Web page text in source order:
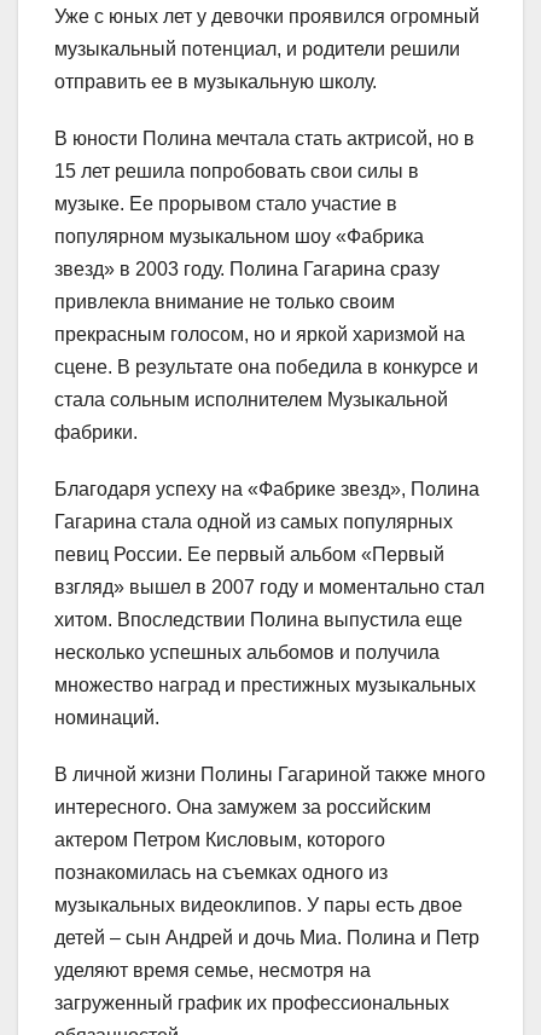
Уже с юных лет у девочки проявился огромный
музыкальный потенциал, и родители решили
отправить ее в музыкальную школу.
В юности Полина мечтала стать актрисой, но в
15 лет решила попробовать свои силы в
музыке. Ее прорывом стало участие в
популярном музыкальном шоу «Фабрика
звезд» в 2003 году. Полина Гагарина сразу
привлекла внимание не только своим
прекрасным голосом, но и яркой харизмой на
сцене. В результате она победила в конкурсе и
стала сольным исполнителем Музыкальной
фабрики.
Благодаря успеху на «Фабрике звезд», Полина
Гагарина стала одной из самых популярных
певиц России. Ее первый альбом «Первый
взгляд» вышел в 2007 году и моментально стал
хитом. Впоследствии Полина выпустила еще
несколько успешных альбомов и получила
множество наград и престижных музыкальных
номинаций.
В личной жизни Полины Гагариной также много
интересного. Она замужем за российским
актером Петром Кисловым, которого
познакомилась на съемках одного из
музыкальных видеоклипов. У пары есть двое
детей – сын Андрей и дочь Миа. Полина и Петр
уделяют время семье, несмотря на
загруженный график их профессиональных